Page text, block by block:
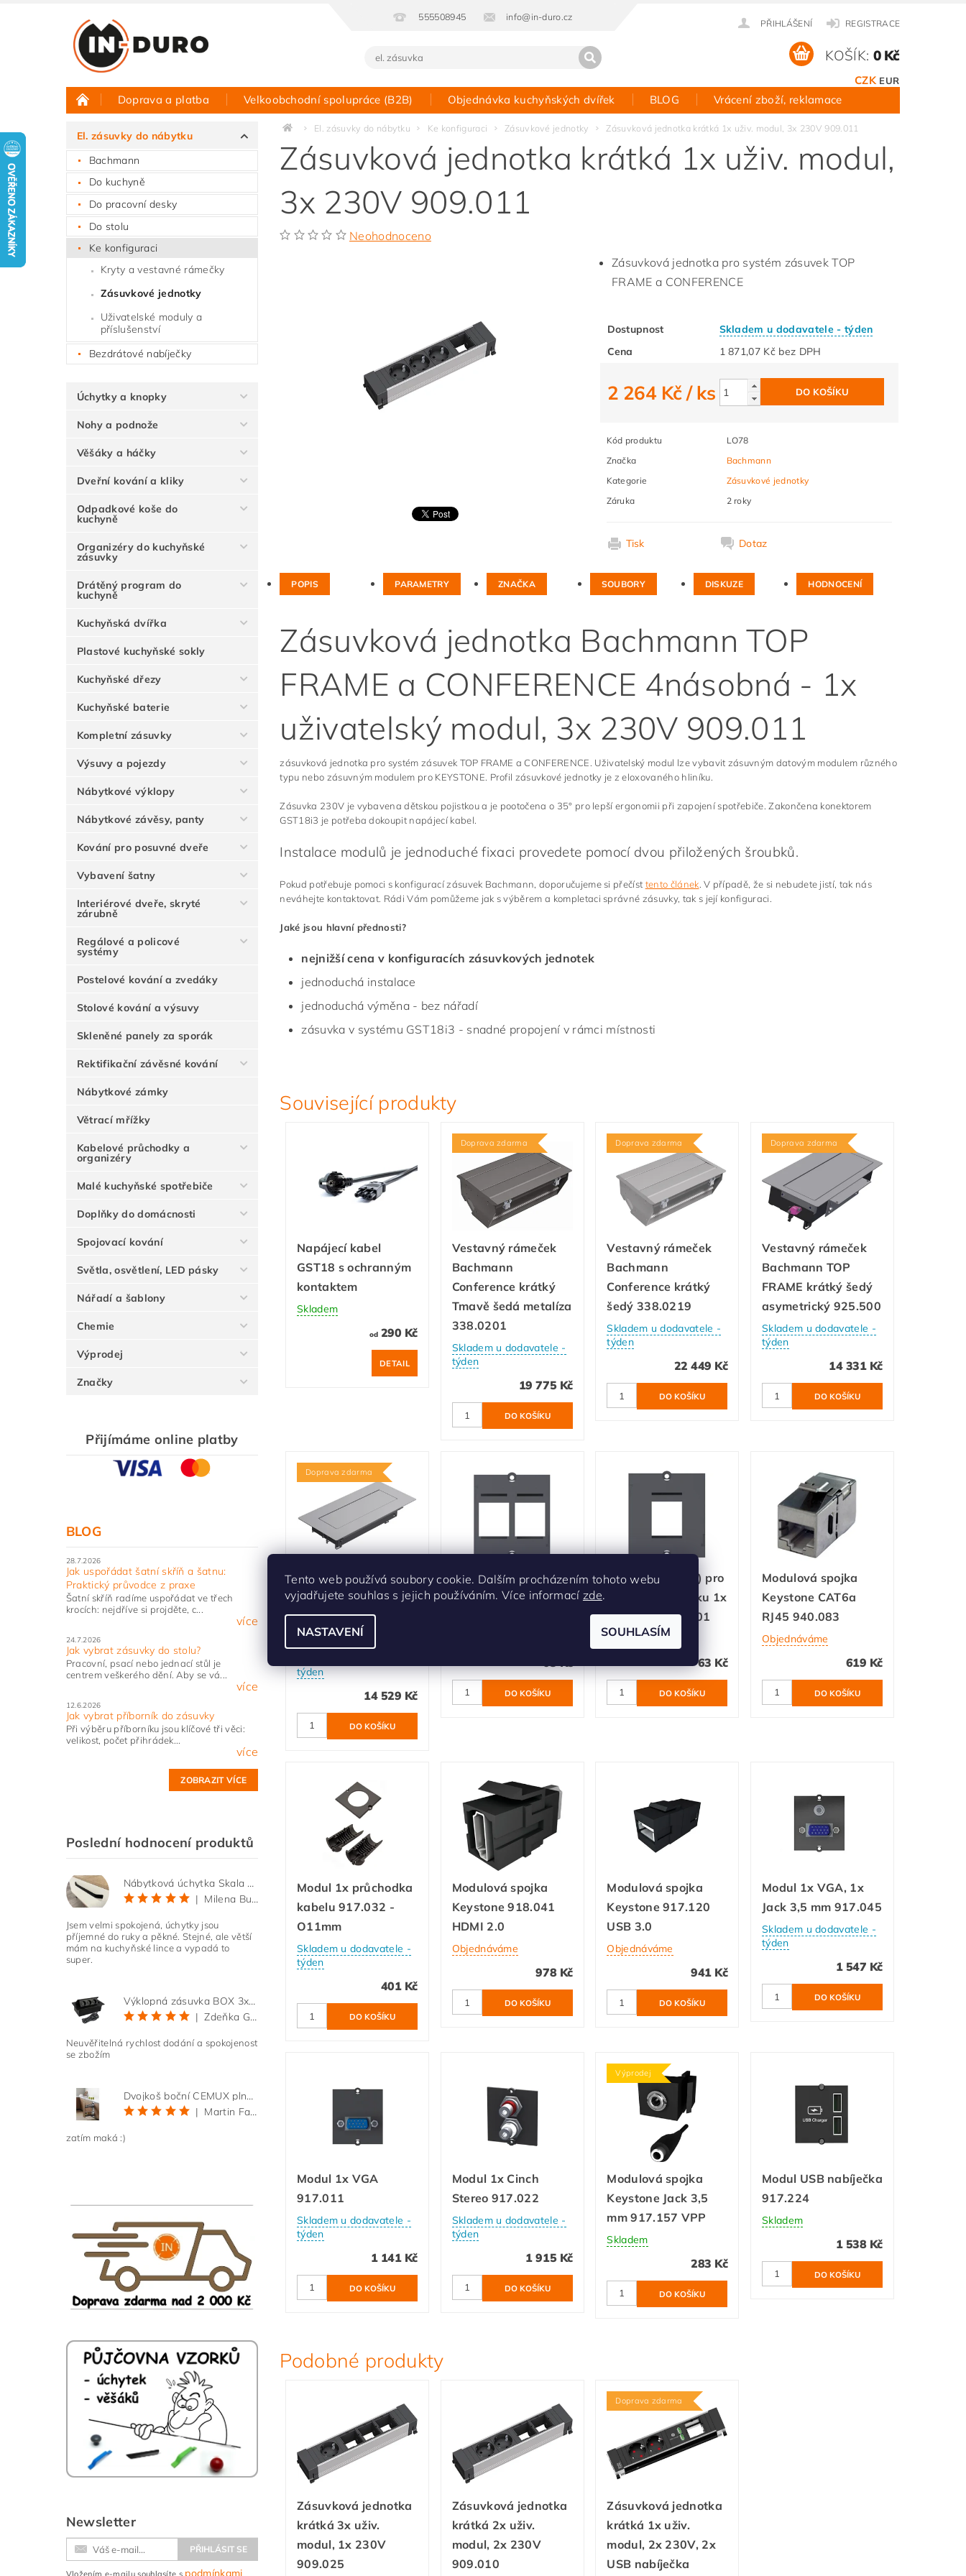
555508945 info@in-duro.cz
PŘIHLÁŠENÍ REGISTRACE
CZK EUR
KOŠÍK: 0 Kč
Doprava a platba Velkoobchodní spolupráce (B2B) Objednávka kuchyňských dvířek BLOG Vrácení zboží, reklamace
Půjčovna vzorků Hodnocení obchodu Kontakt
El. zásuvky do nábytku
Bachmann
Do kuchyně
Do pracovní desky
Do stolu
Ke konfiguraci
Kryty a vestavné rámečky
Zásuvkové jednotky
Uživatelské moduly a
příslušenství
Bezdrátové nabíječky
Úchytky a knopky
Nohy a podnože
Věšáky a háčky
Dveřní kování a kliky
Odpadkové koše do
kuchyně
Organizéry do kuchyňské
zásuvky
Drátěný program do
kuchyně
Kuchyňská dvířka
Plastové kuchyňské sokly
Kuchyňské dřezy
Kuchyňské baterie
Kompletní zásuvky
Výsuvy a pojezdy
Nábytkové výklopy
Nábytkové závěsy, panty
Kování pro posuvné dveře
Vybavení šatny
Interiérové dveře, skryté
zárubně
Regálové a policové
systémy
Postelové kování a zvedáky
Stolové kování a výsuvy
Skleněné panely za sporák
Rektifikační závěsné kování
Nábytkové zámky
Větrací mřížky
Kabelové průchodky a
organizéry
Malé kuchyňské spotřebiče
Doplňky do domácnosti
Spojovací kování
Světla, osvětlení, LED pásky
Nářadí a šablony
Chemie
Výprodej
Značky
Přijímáme online platby
BLOG
28.7.2026
Jak uspořádat šatní skříň a šatnu:
Praktický průvodce z praxe
Šatní skříň radíme uspořádat ve třech
krocích: nejdříve si projděte, c...
více
24.7.2026
Jak vybrat zásuvky do stolu?
Pracovní, psací nebo jednací stůl je
centrem veškerého dění. Aby se vá...
více
12.6.2026
Jak vybrat příborník do zásuvky
Při výběru příborníku jsou klíčové tři věci:
velikost, počet přihrádek...
více
ZOBRAZIT VÍCE
Poslední hodnocení produktů
Nábytková úchytka Skala černá matná
|
Milena Bučková
Jsem velmi spokojená, úchytky jsou
příjemné do ruky a pěkné. Stejné, ale větší
mám na kuchyňské lince a vypadá to
super.
Výklopná zásuvka BOX 3x 230V s 3m kabelem - černá
|
Zdeňka Gold
Neuvěřitelná rychlost dodání a spokojenost
se zbožím
Dvojkoš boční CEMUX plné dno 3D, s tlumením antracit 200 mm
|
Martin Faltus
zatím maká :)
Newsletter
Vložením e-mailu souhlasíte s podmínkami
El. zásuvky do nábytku Ke konfiguraci Zásuvkové jednotky Zásuvková jednotka krátká 1x uživ. modul, 3x 230V 909.011
Zásuvková jednotka krátká 1x uživ. modul,
3x 230V 909.011
Neohodnoceno
Zásuvková jednotka pro systém zásuvek TOP
FRAME a CONFERENCE
Dostupnost
Skladem u dodavatele - týden
Cena
1 871,07 Kč bez DPH
2 264 Kč/ ks
Kód produktu
LO78
Značka
Bachmann
Kategorie
Zásuvkové jednotky
Záruka
2 roky
Tisk Dotaz
POPIS PARAMETRY ZNAČKA SOUBORY DISKUZE HODNOCENÍ
Zásuvková jednotka Bachmann TOP
FRAME a CONFERENCE 4násobná - 1x
uživatelský modul, 3x 230V 909.011
zásuvková jednotka pro systém zásuvek TOP FRAME a CONFERENCE. Uživatelský modul lze vybavit zásuvným datovým modulem různého
typu nebo zásuvným modulem pro KEYSTONE. Profil zásuvkové jednotky je z eloxovaného hliníku.
Zásuvka 230V je vybavena dětskou pojistkou a je pootočena o 35° pro lepší ergonomii při zapojení spotřebiče. Zakončena konektorem
GST18i3 je potřeba dokoupit napájecí kabel.
Instalace modulů je jednoduché fixaci provedete pomocí dvou přiložených šroubků.
Pokud potřebuje pomoci s konfigurací zásuvek Bachmann, doporučujeme si přečíst tento článek . V případě, že si nebudete jistí, tak nás
neváhejte kontaktovat. Rádi Vám pomůžeme jak s výběrem a kompletaci správné zásuvky, tak s její konfiguraci.
Jaké jsou hlavní přednosti?
nejnižší cena v konfiguracích zásuvkových jednotek
jednoduchá instalace
jednoduchá výměna - bez nářadí
zásuvka v systému GST18i3 - snadné propojení v rámci místnosti
Související produkty
Napájecí kabel
GST18 s ochranným
kontaktem
Skladem
od290 Kč
DETAIL
Doprava zdarma
Vestavný rámeček
Bachmann
Conference krátký
Tmavě šedá metalíza
338.0201
Skladem u dodavatele -
týden
19 775 Kč
Doprava zdarma
Vestavný rámeček
Bachmann
Conference krátký
šedý 338.0219
Skladem u dodavatele -
týden
22 449 Kč
Doprava zdarma
Vestavný rámeček
Bachmann TOP
FRAME krátký šedý
asymetrický 925.500
Skladem u dodavatele -
týden
14 331 Kč
Doprava zdarma
Vestavný rámeček
Bachmann TOP
FRAME krátký šedý
symetrický 925.800
týden
14 529 Kč
Modul (rámeček) pro
modulovou spojku 2x
Modul (rámeček) pro
modulovou spojku 1x
Keystone 917.001
Objednáváme
63 Kč
Modulová spojka
Keystone CAT6a
RJ45 940.083
Objednáváme
619 Kč
Modul 1x průchodka
kabelu 917.032 -
O11mm
Skladem u dodavatele -
týden
401 Kč
Modulová spojka
Keystone 918.041
HDMI 2.0
Objednáváme
978 Kč
Modulová spojka
Keystone 917.120
USB 3.0
Objednáváme
941 Kč
Modul 1x VGA, 1x
Jack 3,5 mm 917.045
Skladem u dodavatele -
týden
1 547 Kč
Modul 1x VGA
917.011
Skladem u dodavatele -
týden
1 141 Kč
Modul 1x Cinch
Stereo 917.022
Skladem u dodavatele -
týden
1 915 Kč
Výprodej
Modulová spojka
Keystone Jack 3,5
mm 917.157 VPP
Skladem
283 Kč
Modul USB nabíječka
917.224
Skladem
1 538 Kč
Podobné produkty
Zásuvková jednotka
krátká 3x uživ.
modul, 1x 230V
909.025
Zásuvková jednotka
krátká 2x uživ.
modul, 2x 230V
909.010
Doprava zdarma
Zásuvková jednotka
krátká 1x uživ.
modul, 2x 230V, 2x
USB nabíječka
Tento web používá soubory cookie. Dalším procházením tohoto webu
vyjadřujete souhlas s jejich používáním. Více informací zde.
NASTAVENÍ SOUHLASÍM